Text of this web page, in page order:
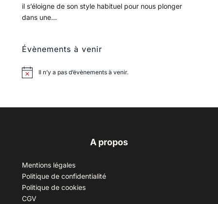
il s’éloigne de son style habituel pour nous plonger
dans une...
Évènements à venir
Il n’y a pas d’évènements à venir.
A propos
Mentions légales
Politique de confidentialité
Politique de cookies
CGV